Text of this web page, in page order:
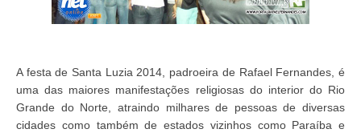
A festa de Santa Luzia 2014, padroeira de Rafael Fernandes, é
uma das maiores manifestações religiosas do interior do Rio
Grande do Norte, atraindo milhares de pessoas de diversas
cidades como também de estados vizinhos como Paraíba e